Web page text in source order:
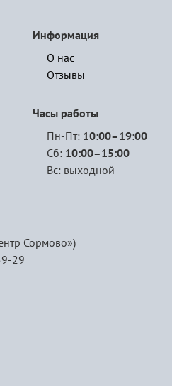
Информация
О нас
Отзывы
Часы работы
Пн-Пт: 10:00–19:00
Сб: 10:00–15:00
Вс: выходной
Сормово»)
29